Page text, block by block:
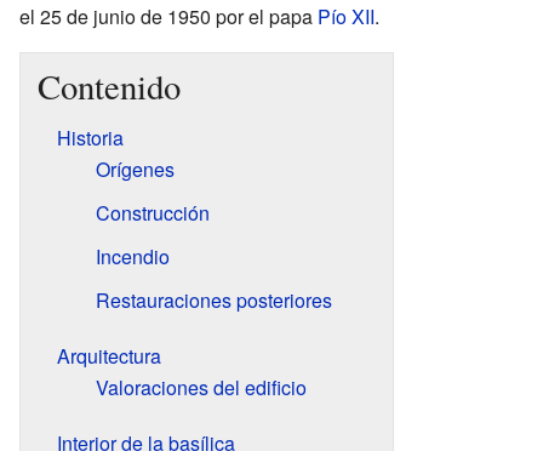
el 25 de junio de 1950 por el papa Pío XII.
Contenido
Historia
Orígenes
Construcción
Incendio
Restauraciones posteriores
Arquitectura
Valoraciones del edificio
Interior de la basílica